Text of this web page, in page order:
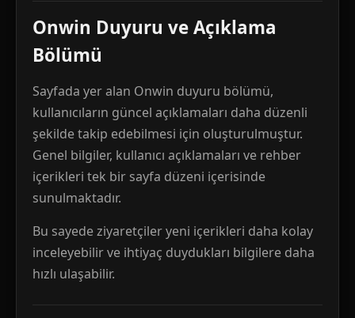
Onwin Duyuru ve Açıklama
Bölümü
Sayfada yer alan Onwin duyuru bölümü,
kullanıcıların güncel açıklamaları daha düzenli
şekilde takip edebilmesi için oluşturulmuştur.
Genel bilgiler, kullanıcı açıklamaları ve rehber
içerikleri tek bir sayfa düzeni içerisinde
sunulmaktadır.
Bu sayede ziyaretçiler yeni içerikleri daha kolay
inceleyebilir ve ihtiyaç duydukları bilgilere daha
hızlı ulaşabilir.